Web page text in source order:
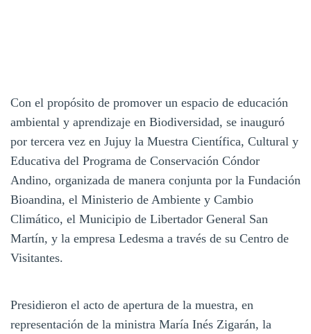
Con el propósito de promover un espacio de educación
ambiental y aprendizaje en Biodiversidad, se inauguró
por tercera vez en Jujuy la Muestra Científica, Cultural y
Educativa del Programa de Conservación Cóndor
Andino, organizada de manera conjunta por la Fundación
Bioandina, el Ministerio de Ambiente y Cambio
Climático, el Municipio de Libertador General San
Martín, y la empresa Ledesma a través de su Centro de
Visitantes.
Presidieron el acto de apertura de la muestra, en
representación de la ministra María Inés Zigarán, la